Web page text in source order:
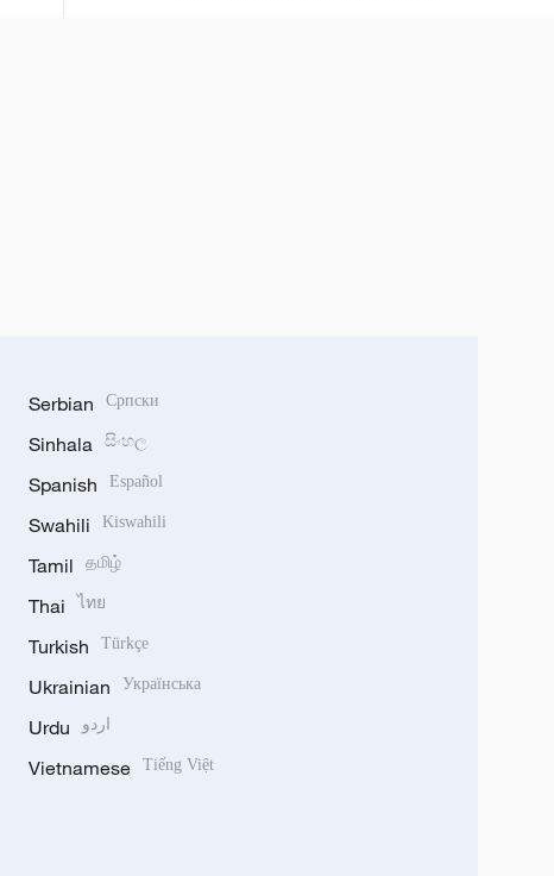
Serbian Српски
Sinhala සිංහල
Spanish Español
Swahili Kiswahili
Tamil தமிழ்
Thai ไทย
Turkish Türkçe
Ukrainian Українська
Urdu اردو
Vietnamese Tiếng Việt